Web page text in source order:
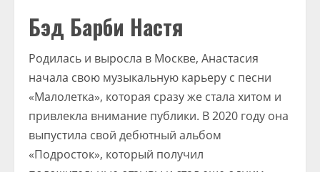
Бэд Барби Настя
Родилась и выросла в Москве, Анастасия
начала свою музыкальную карьеру с песни
«Малолетка», которая сразу же стала хитом и
привлекла внимание публики. В 2020 году она
выпустила свой дебютный альбом
«Подросток», который получил